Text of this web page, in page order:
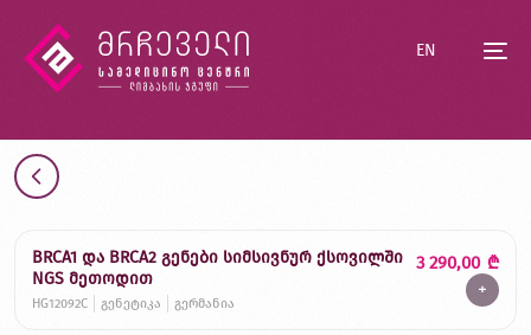
EN
BRCA1 და BRCA2 გენები სიმსივნურ ქსოვილში
NGS მეთოდით
HG12092C გენეტიკა გერმანია
3 290,00 ₾
+